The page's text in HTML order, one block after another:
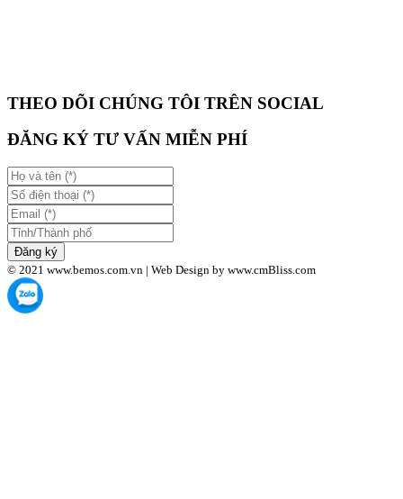
THEO DÕI CHÚNG TÔI TRÊN SOCIAL
ĐĂNG KÝ TƯ VẤN MIỄN PHÍ
Đăng ký
© 2021 www.bemos.com.vn | Web Design by www.cmBliss.com